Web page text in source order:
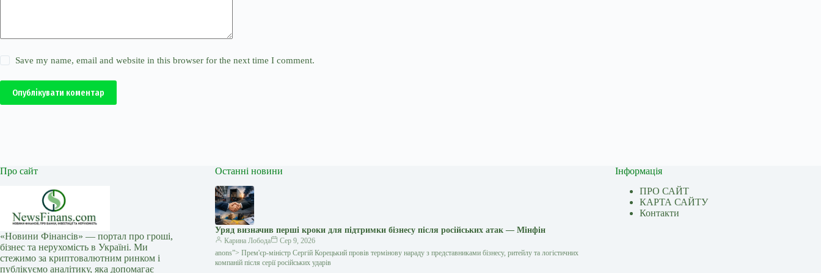
Save my name, email and website in this browser for the next time I comment.
Опублікувати коментар
Про сайт
«Новини Фінансів» — портал про гроші,
бізнес та нерухомість в Україні. Ми
стежимо за криптовалютним ринком і
публікуємо аналітику, яка допомагає
Останні новини
Уряд визначив перші кроки для підтримки бізнесу після російських атак — Мінфін
Карина Лобода
Сер 9, 2026
anons”> Прем'єр-міністр Сергій Корецький провів термінову нараду з представниками бізнесу, ритейлу та логістичних
компаній після серії російських ударів
Інформація
ПРО САЙТ
КАРТА САЙТУ
Контакти